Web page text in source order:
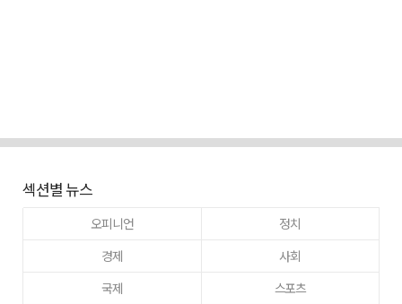
섹션별 뉴스
오피니언
정치
경제
사회
국제
스포츠